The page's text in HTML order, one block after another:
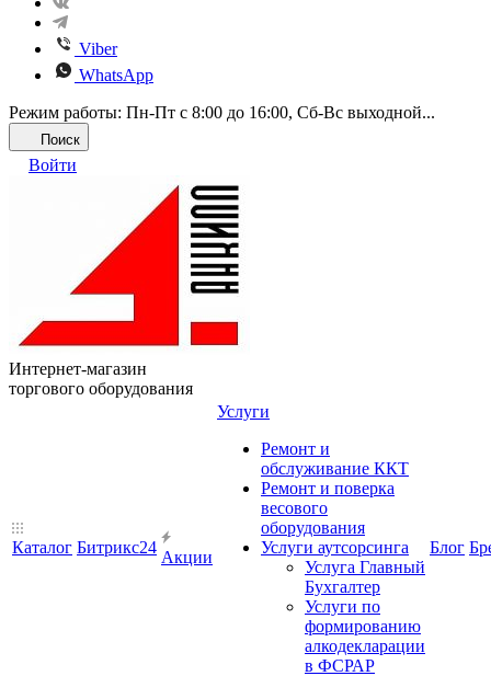
Viber
WhatsApp
Режим работы: Пн-Пт с 8:00 до 16:00, Cб-Вс выходной...
Поиск
Войти
Интернет-магазин
торгового оборудования
Каталог Битрикс24
Акции
Услуги
Ремонт и
обслуживание ККТ
Ремонт и поверка
весового
оборудования
Услуги аутсорсинга
Услуга Главный
Бухгалтер
Услуги по
формированию
алкодекларации
в ФСРАР
Блог